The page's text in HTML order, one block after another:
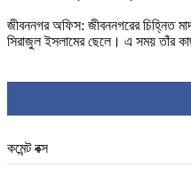
জীবননগর অফিস: জীবননগরের চিহ্নিত
সিরাজুল ইসলামের ছেলে। এ সময় তাঁর
কমেন্ট বক্স